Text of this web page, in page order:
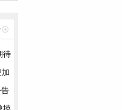
待